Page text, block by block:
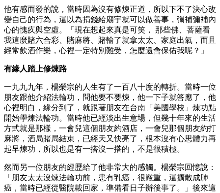
他有感而發的說，當時因為沒有修煉正道，所以下不了決心改
變自己的行為，還以為捐錢給廟宇就可以做善事，彌補彌補內
心的愧疚與空虛。「現在想起來真是可笑， 那些佛、菩薩看
我這麼賭六合彩、賭麻將、賭輸了就拿太太、家庭出氣，而且
經常飲酒作樂，心裡一定特別難受，怎麼還會保佑我呢？」
有緣人踏上修煉路
一九九九年，楊榮宗的人生有了一百八十度的轉折。當時一位
朋友跟他介紹法輪功，問他要不要煉，他一下子就答應了，他
心裡明白，緣分到了，就跟著朋友在台南「美國學校」煉功點
開始學煉法輪功。當時他已經淡出生意場，但幾十年來的生活
方式就是那樣，一會兒這個朋友約酒店，一會兒那個朋友約打
麻將，酒局賭局結束，已經天又快亮了，根本沒有心思體力再
起早煉功，所以也是有一搭沒一搭的，不是很積極。
然而另一位朋友的經歷給了他非常大的感觸。楊榮宗回憶說：
「朋友太太沒煉法輪功前，患有乳癌，很嚴重，還擴散成肺
癌，當時已經從醫院載回家，準備看日子辦後事了。」後來這